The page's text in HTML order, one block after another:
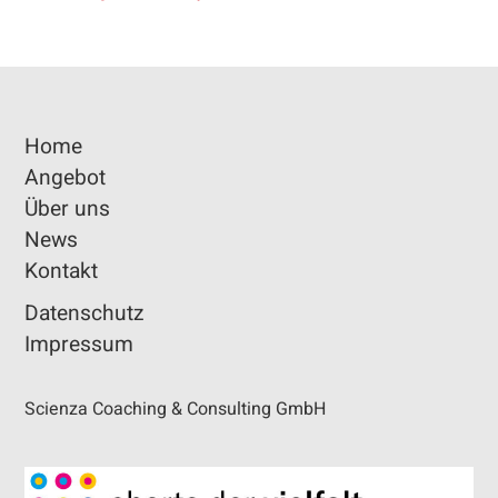
Home
Angebot
Über uns
News
Kontakt
Datenschutz
Impressum
Scienza Coaching & Consulting GmbH